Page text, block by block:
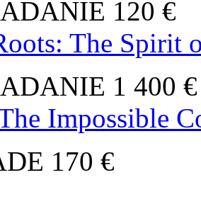
120 €
The Spirit
1 400 €
Impossible
170 €